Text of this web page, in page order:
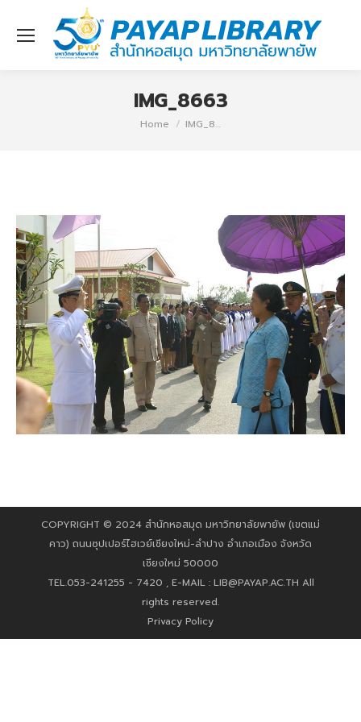
IMG_8663
You are here:
Home IMG_8…
COPYRIGHT © 2024 สำนักหอสมุด มหาวิทยาลัยพายัพ (เขตแม่
คาว) ถนนซุปเปอร์ไฮเวย์เชียงใหม่-ลำปาง อำเภอเมือง จังหวัด
เชียงใหม่ 50000
TEL.053-241255 - 7420 , E-MAIL : LIB@PAYAP.AC.TH All
rights reserved.
Privacy Policy